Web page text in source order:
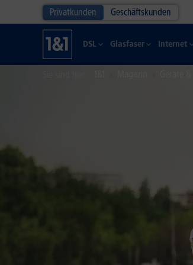
Privatkunden Geschäftskunden
DSL Glasfaser Internet